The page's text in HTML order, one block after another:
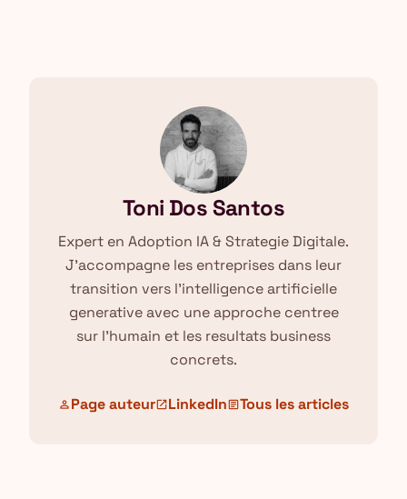
Toni Dos Santos
Expert en Adoption IA & Strategie Digitale.
J'accompagne les entreprises dans leur
transition vers l'intelligence artificielle
generative avec une approche centree
sur l'humain et les resultats business
concrets.
personPage auteuropen_in_newLinkedInarticleTous les articles